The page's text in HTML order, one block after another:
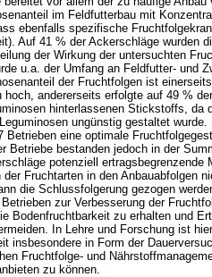
im Feldfutterbau mit
ebenfalls spezifische
Auf 41 % der Ackerschläge wurden
der Wirkung der untersuchten
u.a. der Umfang an Feldfutter- und
der Fruchtfolgen ist
hoch, andererseits erfolgte auf 49 %
hinterlassenen Stickstoffs, da
ungünstig gestaltet
Betrieben eine optimale
Betriebe bestanden jedoch in der
potenziell ertragsbegrenzende
der Fruchtarten in den Anbauabfolgen
die Schlussfolgerung gezogen
zur Verbesserung der
Bodenfruchtbarkeit zu erhalten und
In Lehre und Forschung ist
insbesondere in Form der
Fruchtfolge- und
zu können.